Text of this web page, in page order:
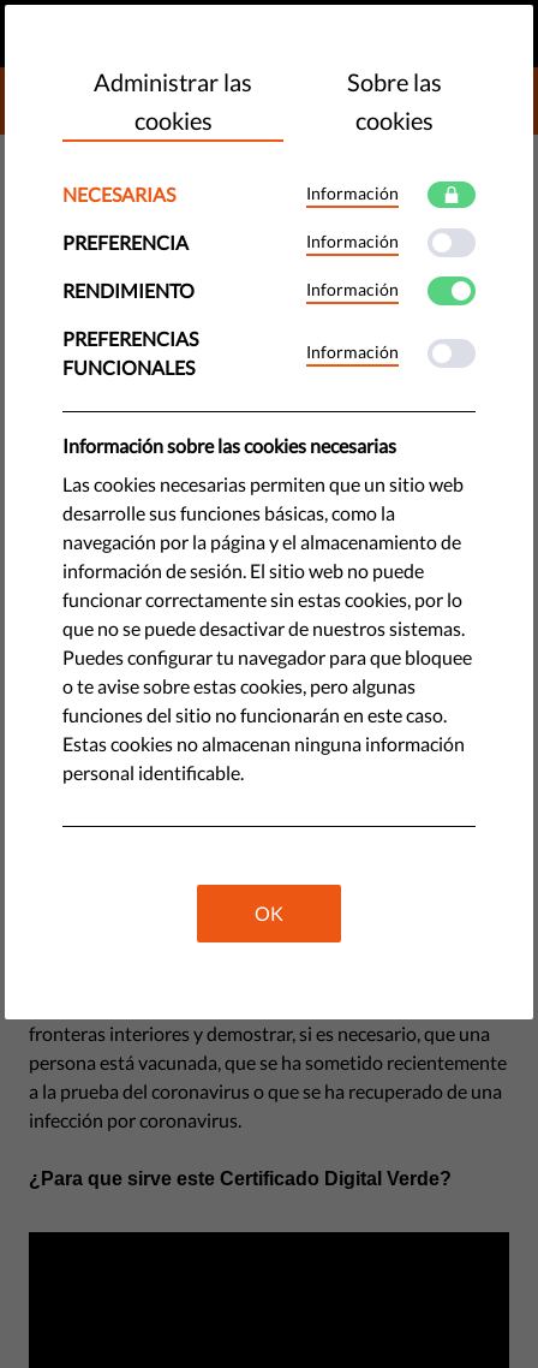
DONATE TO LIBERTIES
Todo lo que necesitas saber
sobre el Certificado Digital Verde
de la UE
Un breve resumen sobre tu equipamiento más importante
by Orsolya Reich
junio 01, 2021
El Certificado Digital Verde (CDV) - conocido formalmente
como Certificado COVID Digital de la UE, o menos
fronteras interiores y demostrar, si es necesario, que una
persona está vacunada, que se ha sometido recientemente
a la prueba del coronavirus o que se ha recuperado de una
infección por coronavirus.
¿Para que sirve este Certificado Digital Verde?
Administrar las
cookies
Sobre las
cookies
NECESARIAS Información
PREFERENCIA Información
RENDIMIENTO Información
PREFERENCIAS
FUNCIONALES
Información
Información sobre las cookies necesarias
Las cookies necesarias permiten que un sitio web
desarrolle sus funciones básicas, como la
navegación por la página y el almacenamiento de
información de sesión. El sitio web no puede
funcionar correctamente sin estas cookies, por lo
que no se puede desactivar de nuestros sistemas.
Puedes configurar tu navegador para que bloquee
o te avise sobre estas cookies, pero algunas
funciones del sitio no funcionarán en este caso.
Estas cookies no almacenan ninguna información
personal identificable.
OK